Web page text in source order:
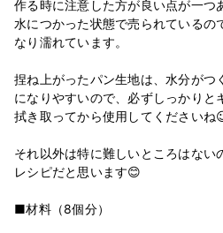
作る時に注意した方が良い点が一つ
水につかった状態で売られているの
なり濡れています。
捏ね上がったパン生地は、水分がつ
になりやすいので、必ずしっかりと
拭き取ってから使用してくださいね
それ以外は特に難しいところはない
レシピだと思います😊
■材料（8個分）